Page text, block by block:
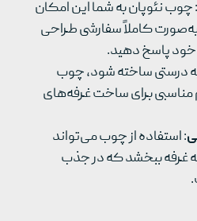
: چوب نئوپان به شما این امکان
به‌صورت کاملاً سفارشی طراحی
خود پاسخ دهید.
درستی ساخته شود، چوب
مناسبی برای ساخت غرفه‌های
: استفاده از چوب می‌تواند
غرفه ببخشد که در جذب